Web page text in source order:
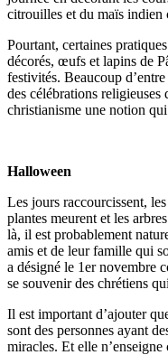
citrouilles et du maïs indien
Pourtant, certaines
décorés, œufs et lapins de
festivités. Beaucoup
des célébrations religieuses
christianisme une notion
Halloween
Les jours raccourcissent,
plantes meurent et les
là, il est probablement
amis et de leur famille qui
a désigné le 1er novembre
se souvenir des chrétiens
Il est important d’ajouter
sont des personnes ayant
miracles. Et elle